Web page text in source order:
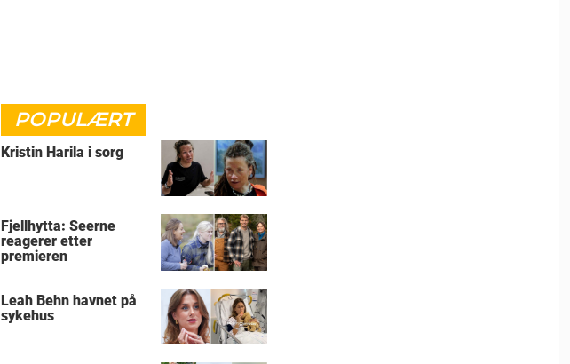
POPULÆRT
Kristin Harila i sorg
Fjellhytta: Seerne
reagerer etter
premieren
Leah Behn havnet på
sykehus